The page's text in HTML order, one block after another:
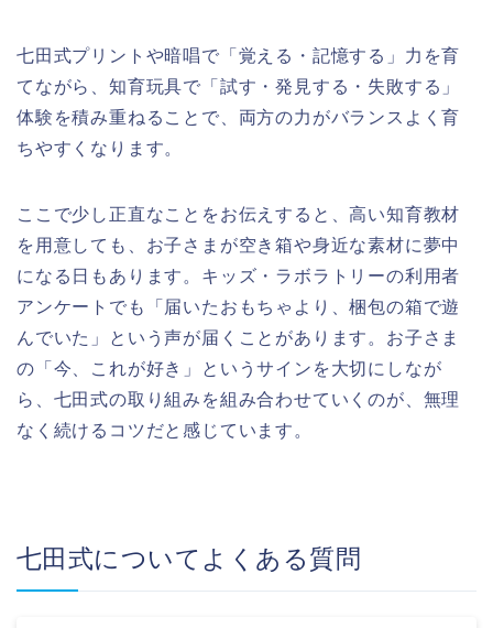
七田式プリントや暗唱で「覚える・記憶する」力を育
てながら、知育玩具で「試す・発見する・失敗する」
体験を積み重ねることで、両方の力がバランスよく育
ちやすくなります。
ここで少し正直なことをお伝えすると、高い知育教材
を用意しても、お子さまが空き箱や身近な素材に夢中
になる日もあります。キッズ・ラボラトリーの利用者
アンケートでも「届いたおもちゃより、梱包の箱で遊
んでいた」という声が届くことがあります。お子さま
の「今、これが好き」というサインを大切にしなが
ら、七田式の取り組みを組み合わせていくのが、無理
なく続けるコツだと感じています。
七田式についてよくある質問